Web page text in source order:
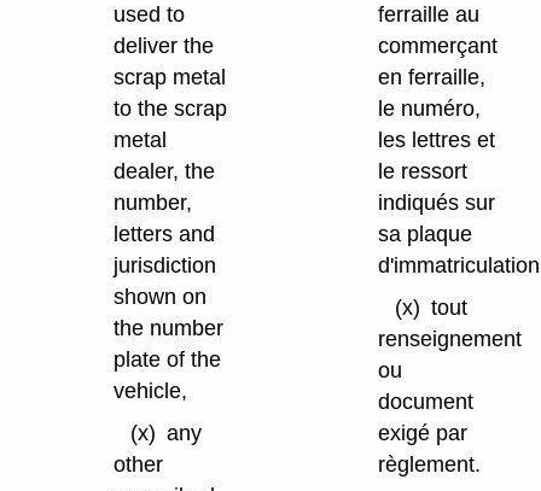
used to
deliver the
scrap metal
to the scrap
metal
dealer, the
number,
letters and
jurisdiction
shown on
the number
plate of the
vehicle,
(x) any
other
ferraille au
commerçant
en ferraille,
le numéro,
les lettres et
le ressort
indiqués sur
sa plaque
(x) tout
renseignement
ou
document
exigé par
règlement.